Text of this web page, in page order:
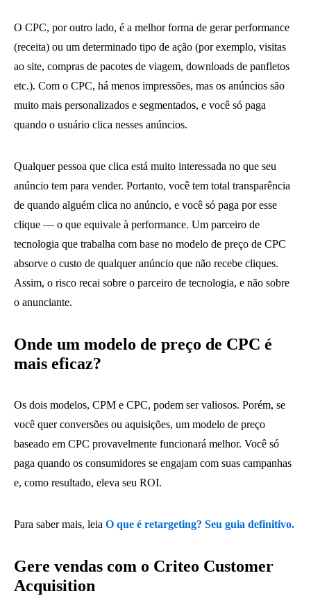
O CPC, por outro lado, é a melhor forma de gerar performance
(receita) ou um determinado tipo de ação (por exemplo, visitas
ao site, compras de pacotes de viagem, downloads de panfletos
etc.). Com o CPC, há menos impressões, mas os anúncios são
muito mais personalizados e segmentados, e você só paga
quando o usuário clica nesses anúncios.
Qualquer pessoa que clica está muito interessada no que seu
anúncio tem para vender. Portanto, você tem total transparência
de quando alguém clica no anúncio, e você só paga por esse
clique — o que equivale à performance. Um parceiro de
tecnologia que trabalha com base no modelo de preço de CPC
absorve o custo de qualquer anúncio que não recebe cliques.
Assim, o risco recai sobre o parceiro de tecnologia, e não sobre
o anunciante.
Onde um modelo de preço de CPC é
mais eficaz?
Os dois modelos, CPM e CPC, podem ser valiosos. Porém, se
você quer conversões ou aquisições, um modelo de preço
baseado em CPC provavelmente funcionará melhor. Você só
paga quando os consumidores se engajam com suas campanhas
e, como resultado, eleva seu ROI.
Para saber mais, leia O que é retargeting? Seu guia definitivo.
Gere vendas com o Criteo Customer
Acquisition